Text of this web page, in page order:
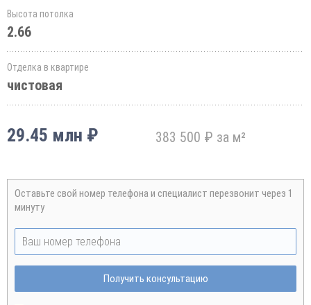
Высота потолка
2.66
Отделка в квартире
чистовая
29.45 млн ₽ 383 500 ₽ за м²
Оставьте свой номер телефона и специалист перезвонит через 1
минуту
Получить консультацию